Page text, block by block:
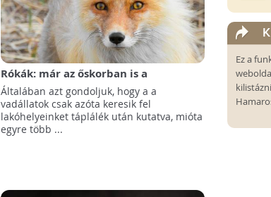
Rókák: már az őskorban is a
maradékunkon éltek
Általában azt gondoljuk, hogy a a
vadállatok csak azóta keresik fel
lakóhelyeinket táplálék után kutatva, mióta
egyre több ...
Ez a